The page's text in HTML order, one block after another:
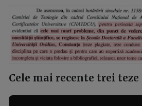
Cele mai recente trei teze